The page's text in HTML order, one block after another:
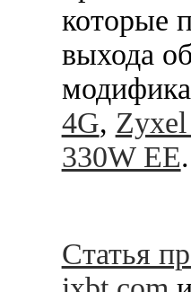
которые
выхода
4G,
330W EE.
Статья